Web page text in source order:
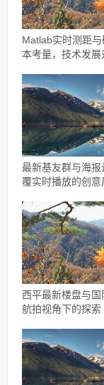
Matlab实时测距
本考量，技术发展
最新基友群与海报
覆实时播放的创意
西平最新楼盘与国
航拍视角下的探索